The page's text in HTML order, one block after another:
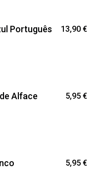
Português 13,90 €
Alface 5,95 €
5,95 €